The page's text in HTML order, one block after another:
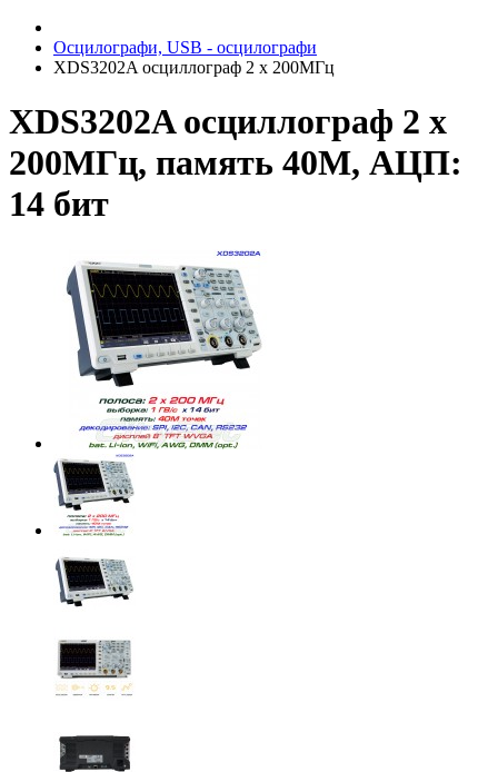
Осцилографи, USB - осцилографи
XDS3202A осциллограф 2 х 200МГц
XDS3202A осциллограф 2 х
200МГц, память 40М, АЦП:
14 бит